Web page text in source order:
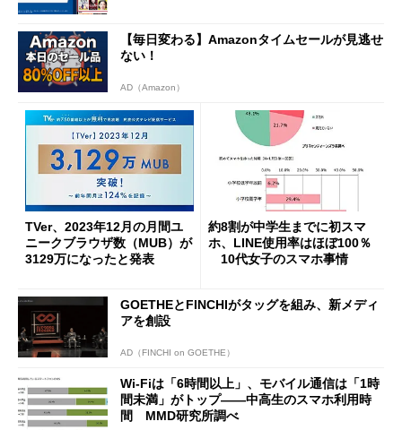
【毎日変わる】Amazonタイムセールが見逃せ
ない！
AD（Amazon）
TVer、2023年12月の月間ユ
ニークブラウザ数（MUB）が
3129万になったと発表
約8割が中学生までに初スマ
ホ、LINE使用率はほぼ100％
10代女子のスマホ事情
GOETHEとFINCHIがタッグを組み、新メディ
アを創設
AD（FINCHI on GOETHE）
Wi-Fiは「6時間以上」、モバイル通信は「1時
間未満」がトップ――中高生のスマホ利用時
間 MMD研究所調べ